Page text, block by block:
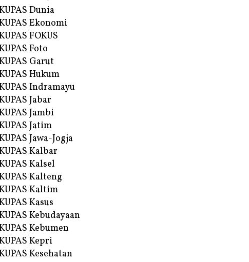
Dunia
Ekonomi
FOKUS
Foto
Garut
Hukum
Indramayu
Jabar
Jambi
Jatim
Jawa-Jogja
Kalbar
Kalsel
Kalteng
Kaltim
Kasus
Kebudayaan
Kebumen
Kepri
Kesehatan